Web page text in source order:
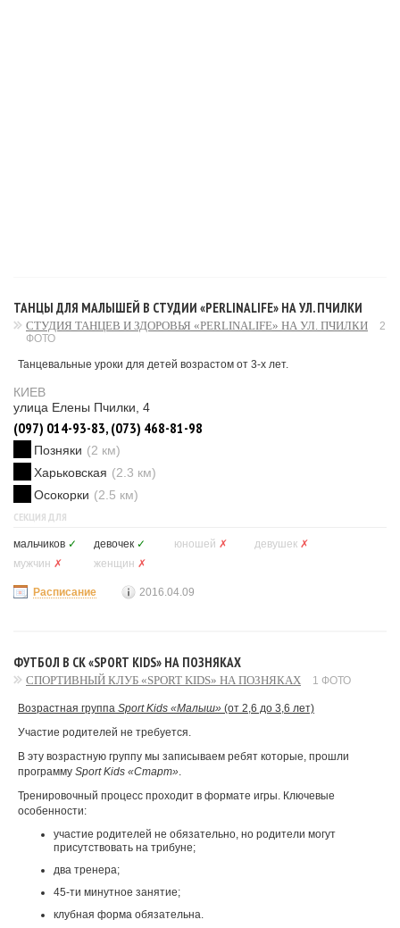
ТАНЦЫ ДЛЯ МАЛЫШЕЙ В СТУДИИ «PERLINALIFE» НА УЛ. ПЧИЛКИ
СТУДИЯ ТАНЦЕВ И ЗДОРОВЬЯ «PERLINALIFE» НА УЛ. ПЧИЛКИ
2
ФОТО
Танцевальные уроки для детей возрастом от 3-х лет.
КИЕВ
улица Елены Пчилки, 4
(097) 014-93-83, (073) 468-81-98
Позняки (2 км)
Харьковская (2.3 км)
Осокорки (2.5 км)
СЕКЦИЯ ДЛЯ
мальчиков ✓ девочек ✓ юношей ✗ девушек ✗
мужчин ✗ женщин ✗
Расписание 2016.04.09
ФУТБОЛ В СК «SPORT KIDS» НА ПОЗНЯКАХ
СПОРТИВНЫЙ КЛУБ «SPORT KIDS» НА ПОЗНЯКАХ 1 ФОТО
Возрастная группа Sport Kids «Малыш» (от 2,6 до 3,6 лет)
Участие родителей не требуется.
В эту возрастную группу мы записываем ребят которые, прошли
программу Sport Kids «Старт».
Тренировочный процесс проходит в формате игры. Ключевые
особенности:
участие родителей не обязательно, но родители могут
присутствовать на трибуне;
два тренера;
45-ти минутное занятие;
клубная форма обязательна.